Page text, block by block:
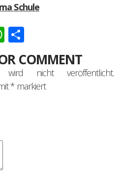
Schule
WhatsApp
COMMENT
wird nicht veröffentlicht.
*markiert